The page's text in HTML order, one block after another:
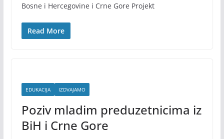
Bosne i Hercegovine i Crne Gore Projekt
Read More
EDUKACIJA IZDVAJAMO
Poziv mladim preduzetnicima iz
BiH i Crne Gore